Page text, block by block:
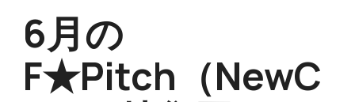
6月の
F★Pitch（NewC